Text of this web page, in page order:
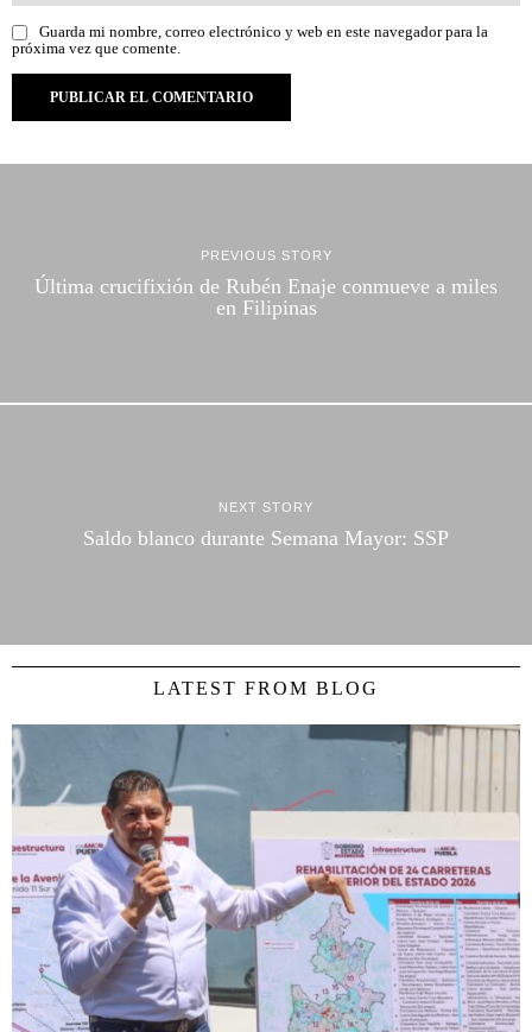
Guarda mi nombre, correo electrónico y web en este navegador para la
próxima vez que comente.
PREVIOUS STORY
Última crucifixión de Rubén Enaje conmueve a miles
en Filipinas
NEXT STORY
Saldo blanco durante Semana Mayor: SSP
LATEST FROM BLOG